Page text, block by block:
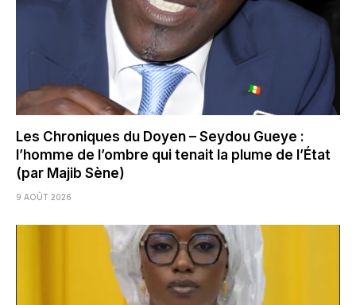
Les Chroniques du Doyen – Seydou Gueye :
l’homme de l’ombre qui tenait la plume de l’État
(par Majib Sène)
9 AOÛT 2026